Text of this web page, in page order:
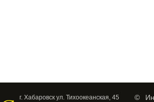
г. Хабаровск ул. Тихоокеанская, 45
©